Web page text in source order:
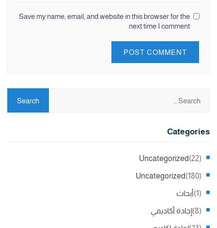
Save my name, email, and website in this browser for the
next time I comment.
Categories
Uncategorized (22)
Uncategorized (180)
أبحاث (1)
إجادة أكاديمي (8)